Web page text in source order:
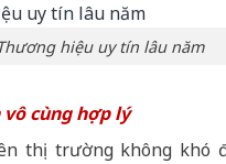
hiệu uy tín lâu năm
cùng hợp lý
thị trường không khó